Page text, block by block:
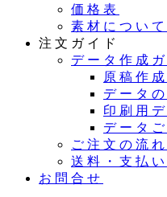
価格表
素材について
注文ガイド
データ作成
原稿作
データ
印刷用
データ
ご注文の流れ
送料・支払
お問合せ